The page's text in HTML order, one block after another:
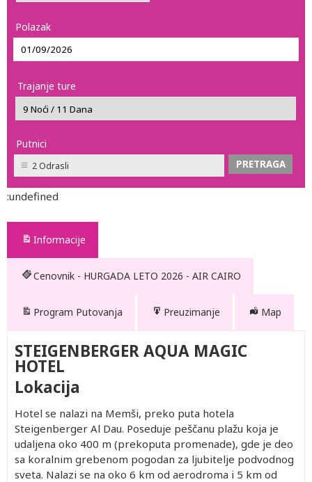
Polazak
Trajanje ture
Putnici
2 Odrasli
:undefined
Informacije
Cenovnik - HURGADA LETO 2026 - AIR CAIRO
Program Putovanja Preuzimanje Map
STEIGENBERGER AQUA MAGIC
HOTEL
Lokacija
Hotel se nalazi na Memši, preko puta hotela
Steigenberger Al Dau. Poseduje peščanu plažu koja je
udaljena oko 400 m (prekoputa promenade), gde je deo
sa koralnim grebenom pogodan za ljubitelje podvodnog
sveta. Nalazi se na oko 6 km od aerodroma i 5 km od